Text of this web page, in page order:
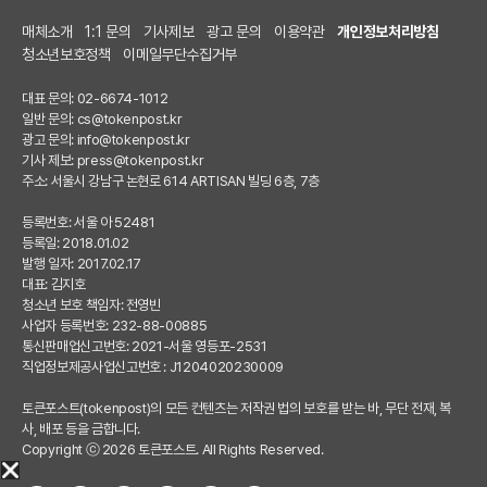
매체소개 1:1 문의 기사제보 광고 문의 이용약관
개인정보처리방침
청소년보호정책
이메일무단수집거부
대표 문의: 02-6674-1012
일반 문의: cs@tokenpost.kr
광고 문의: info@tokenpost.kr
기사 제보: press@tokenpost.kr
주소: 서울시 강남구 논현로 614 ARTISAN 빌딩 6층, 7층
등록번호: 서울 아 52481
등록일: 2018.01.02
발행 일자: 2017.02.17
대표: 김지호
청소년 보호 책임자: 전영빈
사업자 등록번호: 232-88-00885
통신판매업신고번호: 2021-서울 영등포-2531
직업정보제공사업신고번호 : J1204020230009
토큰포스트(tokenpost)의 모든 컨텐츠는 저작권 법의 보호를 받는 바, 무단 전재, 복
사, 배포 등을 금합니다.
Copyright ⓒ 2026 토큰포스트. All Rights Reserved.